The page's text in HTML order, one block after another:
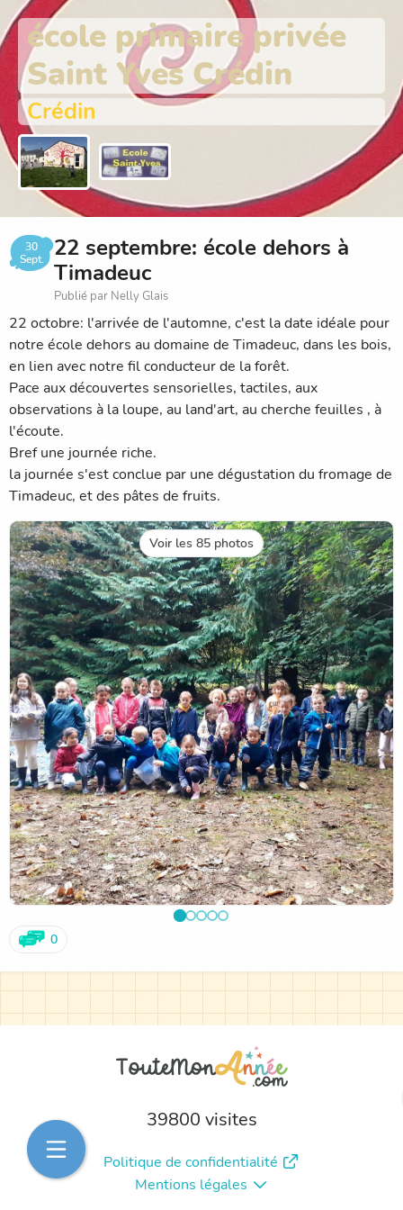
école primaire privée
Saint Yves Crédin
Crédin
30
Sept.
22 septembre: école dehors à
Timadeuc
Publié par Nelly Glais
22 octobre: l'arrivée de l'automne, c'est la date idéale pour
notre école dehors au domaine de Timadeuc, dans les bois,
en lien avec notre fil conducteur de la forêt.
Pace aux découvertes sensorielles, tactiles, aux
observations à la loupe, au land'art, au cherche feuilles , à
l'écoute.
Bref une journée riche.
la journée s'est conclue par une dégustation du fromage de
Timadeuc, et des pâtes de fruits.
Voir les 85 photos
0
39800 visites
Politique de confidentialité
Mentions légales